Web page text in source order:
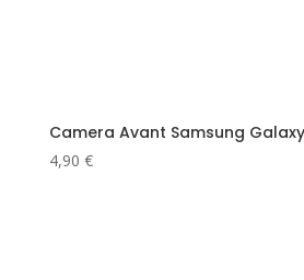
Camera Avant Samsung Galaxy
4,90 €